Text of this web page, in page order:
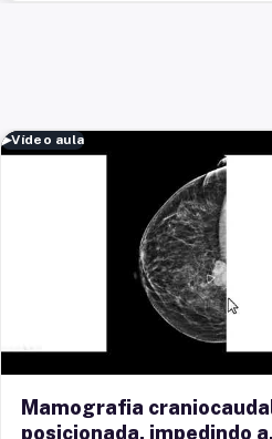
▶Vídeo aula
Mamografia
posicionada, impedindo a